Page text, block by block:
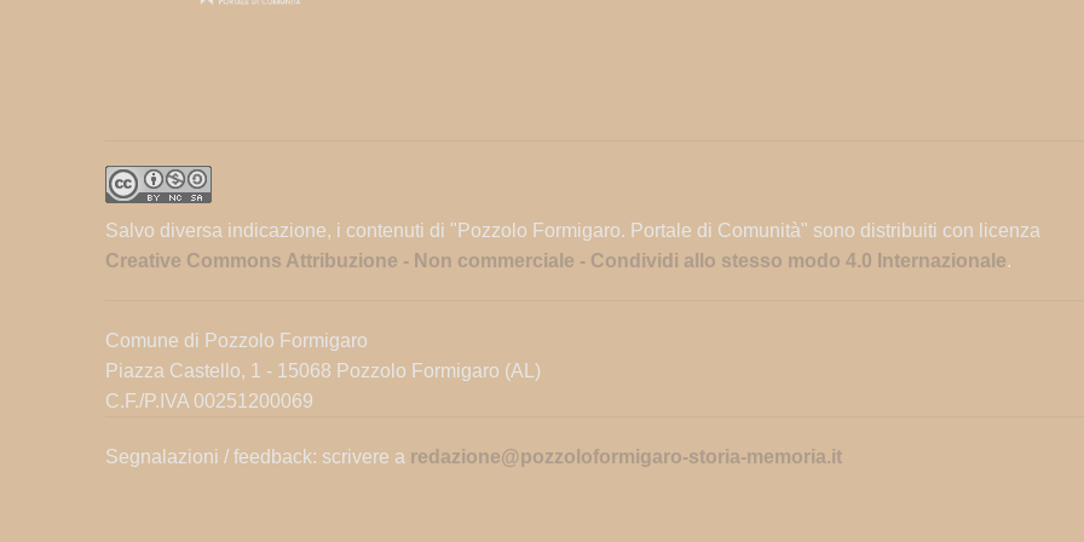
Salvo diversa indicazione, i contenuti di "Pozzolo Formigaro. Portale di Comunità" sono distribuiti con licenza
Creative Commons Attribuzione - Non commerciale - Condividi allo stesso modo 4.0 Internazionale.
Comune di Pozzolo Formigaro
Piazza Castello, 1 - 15068 Pozzolo Formigaro (AL)
C.F./P.IVA 00251200069
Segnalazioni / feedback: scrivere a redazione@pozzoloformigaro-storia-memoria.it